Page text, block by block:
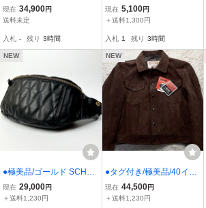
OTT ショット モーターサ
イクルダウンジャケット
レザー 3111012 ブラック
サイズL
現在 34,900円
送料未定
入札 - 残り 3時間
ンズ 裏ボアパイル ウール
ランチコート レッド★R8
現在 5,100円
＋送料1,300円
入札 1 残り 3時間
NEW
●極美品/ゴールド SCHOT
T ショット パデッド バナ
ナ キルティング ボディバ
現在 29,000円
＋送料1,230円
NEW
●タグ付き/極美品/40イン
チ SCHOTT ショット 300
3rd サード レザージャケ
現在 44,500円
＋送料1,230円